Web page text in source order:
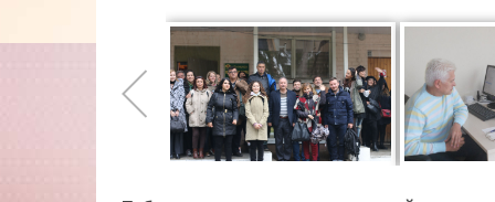
лечения, которые пока еще не доступны
существуют он-лайн консультации и выезды
упрощает и делает доступной
людям.Мы не лечим психические болезни
преимущество - это терапия на уровне
развития болезни. Используем методы
поведенческую терапию. Уникальность